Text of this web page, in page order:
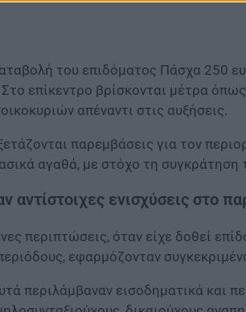
του επιδόματος Πάσχα 250
επίκεντρο βρίσκονται μέτρα
απέναντι στις αυξήσεις.
παρεμβάσεις για τον
αγαθά, με στόχο τη συγκράτηση
αντίστοιχες ενισχύσεις στο
περιπτώσεις, όταν είχε δοθεί
εφαρμόζονταν
περιλάμβαναν εισοδηματικά και